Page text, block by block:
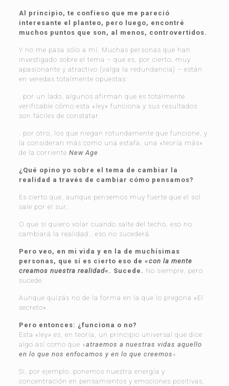
Al principio, te confieso que me pareció
interesante el planteo, pero luego, encontré
muchos puntos que son, al menos, controvertidos.
Y no me pasa sólo a mí. Muchas personas que han
investigado sobre el tema – que es, por cierto, muy
apasionante y atractivo (valga la redundancia) – están
en veredas totalmente opuestas:
. por un lado, algunos afirman que es totalmente
verificable cómo esta «ley» funciona y sus resultados
son fáciles de constatar.
. por otro, los que niegan rotundamente que funcione, y
la consideran más como una estafa, una «teoría más»
de la corrienteNew Age
¿Qué opino yo sobre el tema de cambiar la
realidad a través de cambiar cómo pensamos?
Es cierto que, aunque pensemos muy fuerte que el sol
sale por el sur…
O que si quiero volar cuando salte del techo, eso no
cambiará la realidad….eso no sucederá.
Pero veo, en mi vida y en la de muchísimas
personas, que sí es cierto eso de «con la mente
creamos nuestra realidad«. Sucede. No siempre, pero
sucede.
Aunque quizás no de la forma en la que lo pregona «El
secreto».
Pero entonces: ¿funciona o no?
Esta «ley» es, en teoría, un principio universal que dice
algo así como que «atraemos a nuestras vidas aquello
en lo que nos enfocamos y en lo que creemos «.
Si, por ejemplo, ponemos nuestra energía y
concentración en pensamientos y emociones positivas,